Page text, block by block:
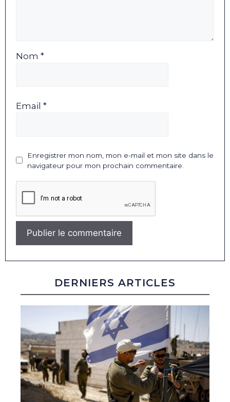
Nom *
Email *
Enregistrer mon nom, mon e-mail et mon site dans le
navigateur pour mon prochain commentaire.
DERNIERS ARTICLES